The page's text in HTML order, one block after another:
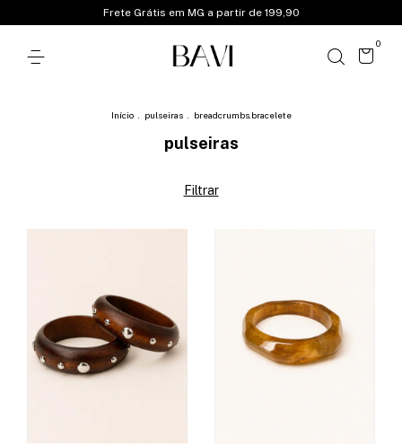
Frete Grátis em MG a partir de 199,90
0
Início pulseiras breadcrumbs.bracelete
pulseiras
Filtrar